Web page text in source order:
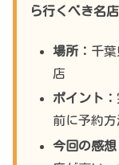
ら行くべき名店
場所： 千
店
ポイント：
前に予約
今回の感想